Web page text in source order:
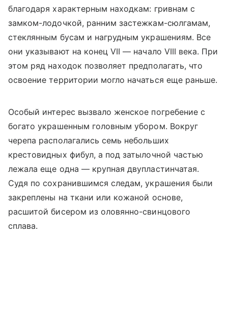
благодаря характерным находкам: гривнам с
замком-лодочкой, ранним застежкам-сюлгамам,
стеклянным бусам и нагрудным украшениям. Все
они указывают на конец VII — начало VIII века. При
этом ряд находок позволяет предполагать, что
освоение территории могло начаться еще раньше.
Особый интерес вызвало женское погребение с
богато украшенным головным убором. Вокруг
черепа располагались семь небольших
крестовидных фибул, а под затылочной частью
лежала еще одна — крупная двупластинчатая.
Судя по сохранившимся следам, украшения были
закреплены на ткани или кожаной основе,
расшитой бисером из оловянно-свинцового
сплава.